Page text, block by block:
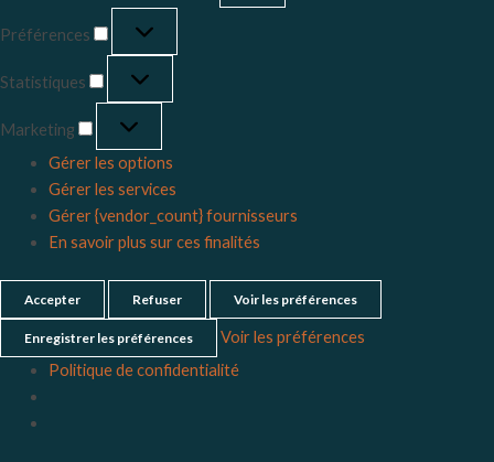
Préférences
Statistiques
Marketing
Gérer les options
Gérer les services
Gérer {vendor_count} fournisseurs
En savoir plus sur ces finalités
Accepter Refuser Voir les préférences
Enregistrer les préférences
Voir les préférences
Politique de confidentialité